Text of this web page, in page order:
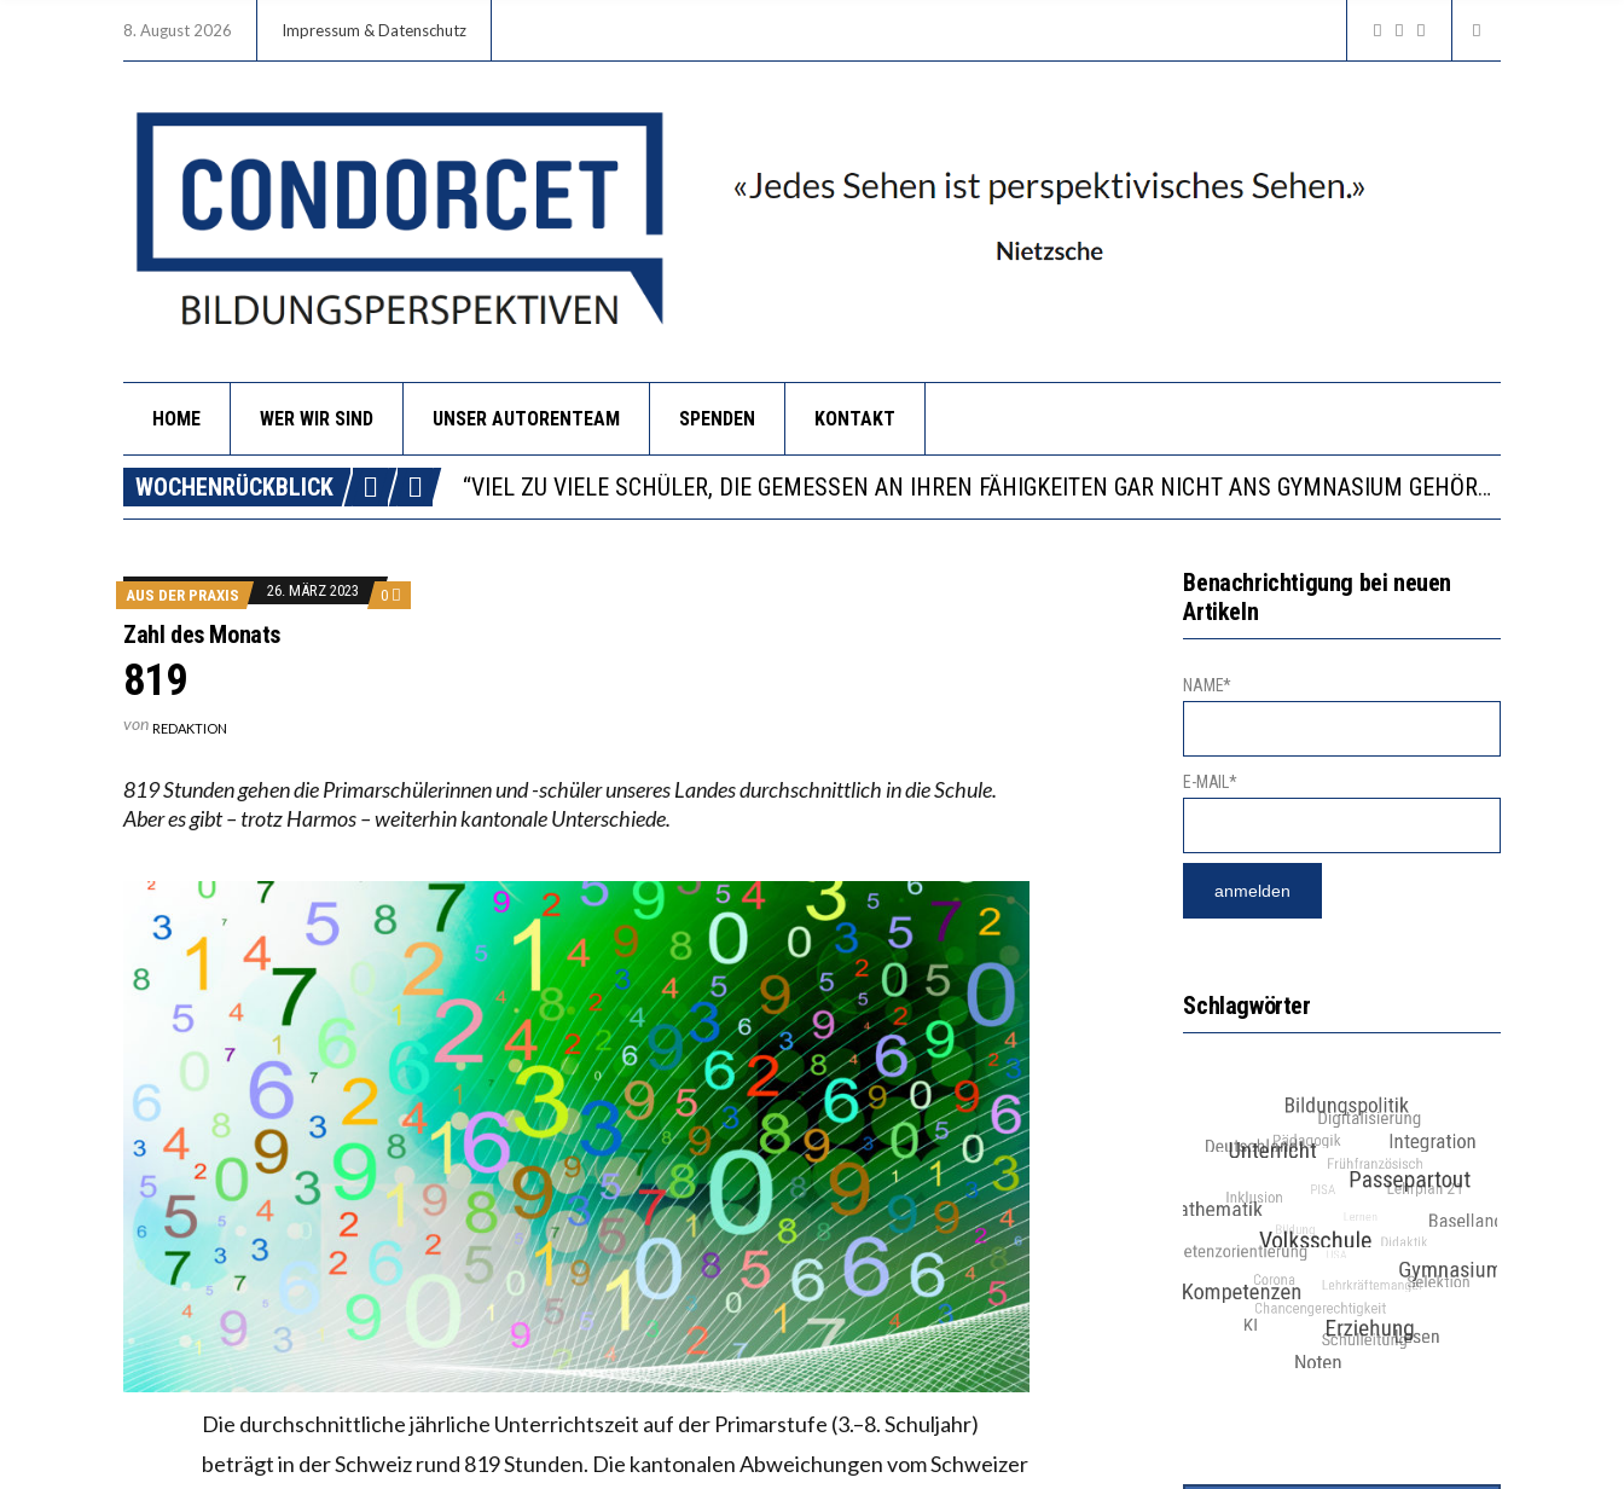
8. August 2026 Impressum & Datenschutz
HOME WER WIR SIND UNSER AUTORENTEAM SPENDEN KONTAKT
WOCHENRÜCKBLICK
“WIR BEOBACHTEN EINEN REGELRECHTEN STURZFLUG BEI DEN LERNLEISTUNGEN”
ANNA-KATHARINA ZENGER UND IHRE VERFASSUNGSKENNTNISSE
“VIEL ZU VIELE SCHÜLER, DIE GEMESSEN AN IHREN FÄHIGKEITEN GAR NICHT ANS GYMNASIUM GEHÖREN”
DIE GANZE HILFLOSIGKEIT DES BILDUNGSBÜRGERTUMS
“WIR BEOBACHTEN EINEN REGELRECHTEN STURZFLUG BEI DEN LERNLEISTUNGEN”
AUS DER PRAXIS 26. MÄRZ 2023 0
Zahl des Monats
819
von REDAKTION
819 Stunden gehen die Primarschülerinnen und -schüler unseres Landes durchschnittlich in die Schule.
Aber es gibt – trotz Harmos – weiterhin kantonale Unterschiede.
Die durchschnittliche jährliche Unterrichtszeit auf der Primarstufe (3.–8. Schuljahr)
beträgt in der Schweiz rund 819 Stunden. Die kantonalen Abweichungen vom Schweizer
Benachrichtigung bei neuen
Artikeln
NAME*
E-MAIL*
Schlagwörter